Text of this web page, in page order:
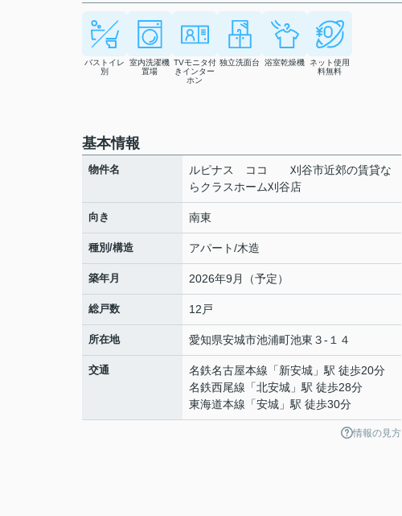
バストイレ
別
室内洗濯機
置場
TVモニタ付
きインター
ホン
独立洗面台 浴室乾燥機 ネット使用
料無料
基本情報
物件名
ルピナス ココ 刈谷市近郊の賃貸な
らクラスホーム刈谷店
向き 南東
種別/構造 アパート/木造
築年月 2026年9月（予定）
総戸数 12戸
所在地 愛知県安城市池浦町池東３-１４
交通 名鉄名古屋本線 「新安城 」駅 徒歩20分
名鉄西尾線 「北安城 」駅 徒歩28分
東海道本線 「安城 」駅 徒歩30分
情報の見方